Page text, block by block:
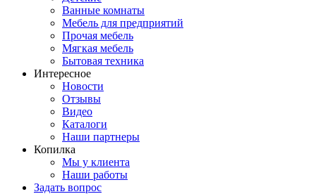
Ванные комнаты
Мебель для предприятий
Прочая мебель
Мягкая мебель
Бытовая техника
Интересное
Новости
Отзывы
Видео
Каталоги
Наши партнеры
Копилка
Мы у клиента
Наши работы
Задать вопрос